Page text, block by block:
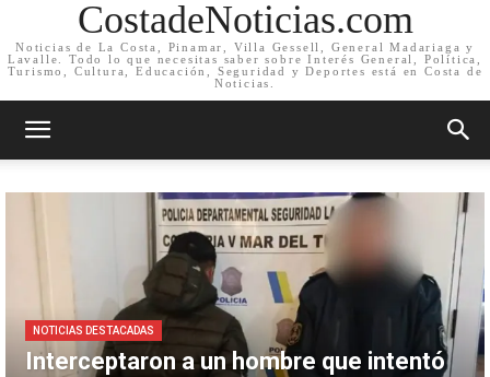
CostadeNoticias.com
Noticias de La Costa, Pinamar, Villa Gessell, General Madariaga y
Lavalle. Todo lo que necesitas saber sobre Interés General, Política,
Turismo, Cultura, Educación, Seguridad y Deportes está en Costa de
Noticias.
NOTICIAS DESTACADAS
Interceptaron a un hombre que intentó